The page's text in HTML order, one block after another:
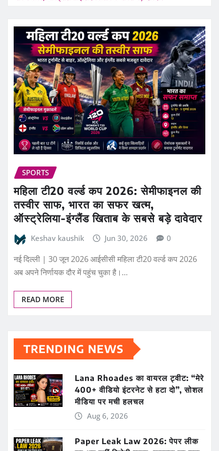
SPORTS
महिला टी20 वर्ल्ड कप 2026: सेमीफाइनल की
तस्वीर साफ, भारत का सफर खत्म,
ऑस्ट्रेलिया-इंग्लैंड खिताब के सबसे बड़े दावेदार
Keshav kaushik Jun 30, 2026 0
नई दिल्ली | 30 जून 2026 आईसीसी महिला टी20 वर्ल्ड कप 2026
अब अपने निर्णायक दौर में पहुंच चुका है।…
READ MORE
TRENDING NEWS
Lana Rhoades का वायरल ट्वीट: “मेरे
400+ वीडियो इंटरनेट से हटा दो”, सोशल
मीडिया पर मची हलचल
Aug 6, 2026
Paper Leak Law 2026: पेपर लीक